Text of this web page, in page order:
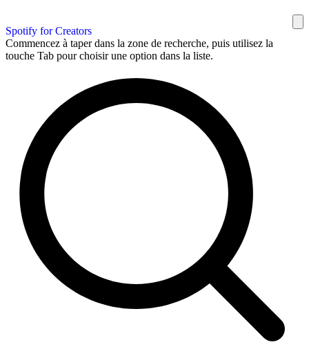
Spotify for Creators
Commencez à taper dans la zone de recherche, puis utilisez la
touche Tab pour choisir une option dans la liste.